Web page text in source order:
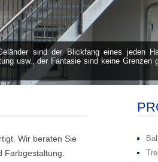
sind der Blickfang eines jeden
usw., der Fantasie sind keine Grenzen
Wir beraten Sie